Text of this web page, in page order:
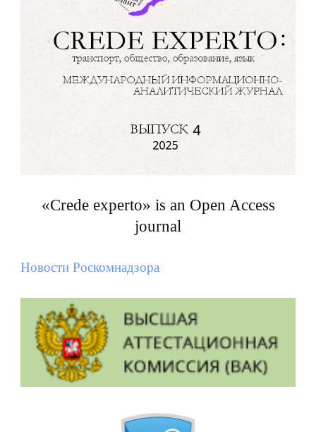
«Crede experto» is an Open Access
journal
Новости Роскомнадзора